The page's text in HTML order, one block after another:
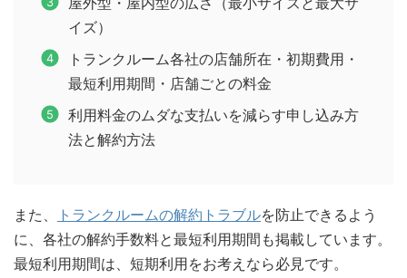
イズ）
トランクルーム各社の店舗所在・初期費用・
最短利用期間・店舗ごとの料金
利用料金のムダな支払いを減らす申し込み方
法と解約方法
また、 トランクルームの解約トラブルを防止できるよう
に、各社の解約手数料と最短利用期間も掲載しています。
最短利用期間は、短期利用をお考えなら必見です。